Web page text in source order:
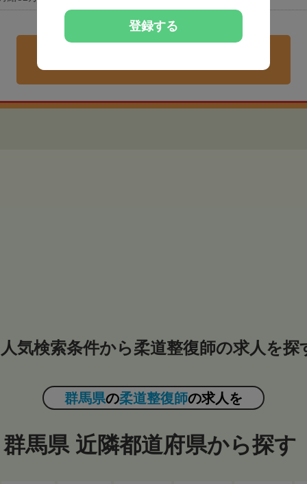
地域相場より給与高めの
人気検索条件から柔道整復師の求人を探
群馬県の柔道整復師の求人を
群馬県 近隣都道府県から探す
登録する